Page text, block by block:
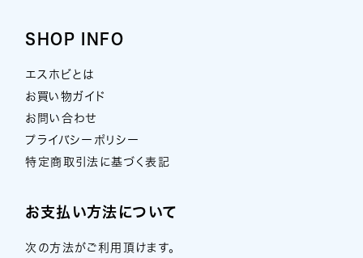
SHOP INFO
エスホビとは
お買い物ガイド
お問い合わせ
プライバシーポリシー
特定商取引法に基づく表記
お支払い方法について
次の方法がご利用頂けます。